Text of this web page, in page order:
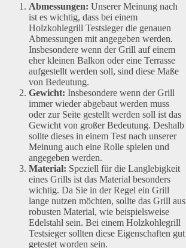
Abmessungen: Unserer Meinung nach
ist es wichtig, dass bei einem
Holzkohlegrill Testsieger die genauen
Abmessungen mit angegeben werden.
Insbesondere wenn der Grill auf einem
eher kleinen Balkon oder eine Terrasse
aufgestellt werden soll, sind diese Maße
von Bedeutung.
Gewicht: Insbesondere wenn der Grill
immer wieder abgebaut werden muss
oder zur Seite gestellt werden soll ist das
Gewicht von großer Bedeutung. Deshalb
sollte dieses in einem Test nach unserer
Meinung auch eine Rolle spielen und
angegeben werden.
Material: Speziell für die Langlebigkeit
eines Grills ist das Material besonders
wichtig. Da Sie in der Regel ein Grill
lange nutzen möchten, sollte das Grill aus
robusten Material, wie beispielsweise
Edelstahl sein. Bei einem Holzkohlegrill
Testsieger sollten diese Eigenschaften gut
getestet worden sein.